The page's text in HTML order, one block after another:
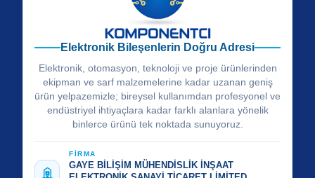
Elektronik Bileşenlerin Doğru Adresi
Elektronik, otomasyon, teknoloji ve proje ürünlerinden
ekipman ve sarf malzemelerine kadar uzanan geniş
ürün yelpazemizle; bireysel kullanımdan profesyonel ve
endüstriyel ihtiyaçlara kadar farklı alanlara yönelik
binlerce ürünü tek noktada sunuyoruz.
FİRMA
GAYE BİLİŞİM MÜHENDİSLİK İNŞAAT